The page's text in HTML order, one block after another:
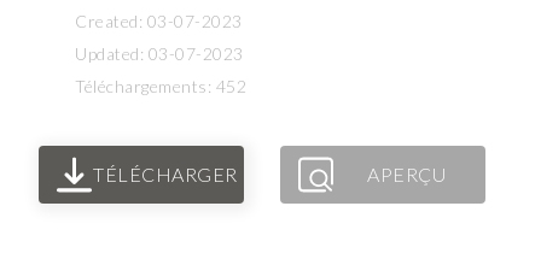
Created: 03-07-2023
Updated: 03-07-2023
Téléchargements: 452
TÉLÉCHARGER APERÇU